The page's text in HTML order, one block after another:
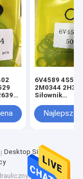
6V4589
2M0344
Siłownik
podnośnika i
kierowniczego
Najlepsza
Desktop Site
Fabryka w